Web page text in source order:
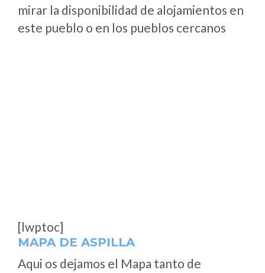
mirar la disponibilidad de alojamientos en
este pueblo o en los pueblos cercanos
[lwptoc]
MAPA DE ASPILLA
Aqui os dejamos el Mapa tanto de